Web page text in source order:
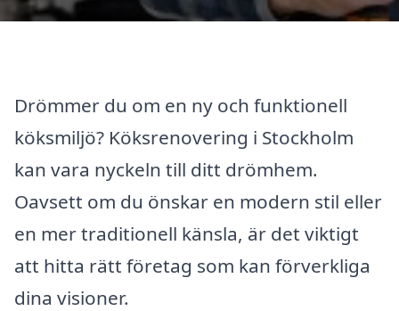
Drömmer du om en ny och funktionell
köksmiljö? Köksrenovering i Stockholm
kan vara nyckeln till ditt drömhem.
Oavsett om du önskar en modern stil eller
en mer traditionell känsla, är det viktigt
att hitta rätt företag som kan förverkliga
dina visioner.